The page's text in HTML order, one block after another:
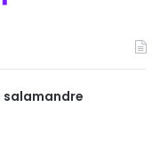
salamandre